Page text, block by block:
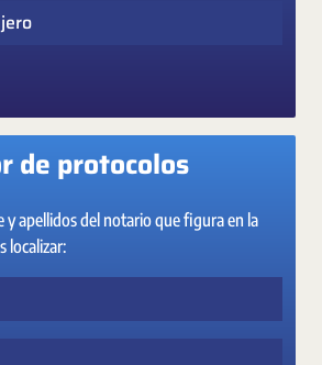
de protocolos
y apellidos del notario que figura en la
localizar: